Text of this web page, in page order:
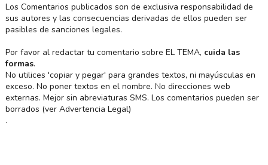
Los Comentarios publicados son de exclusiva responsabilidad de
sus autores y las consecuencias derivadas de ellos pueden ser
pasibles de sanciones legales.
Por favor al redactar tu comentario sobre EL TEMA, cuida las
formas.
No utilices 'copiar y pegar' para grandes textos, ni mayúsculas en
exceso. No poner textos en el nombre. No direcciones web
externas. Mejor sin abreviaturas SMS. Los comentarios pueden ser
borrados (ver Advertencia Legal)
.